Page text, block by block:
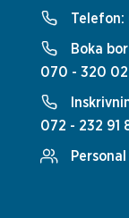
Telefon:
Boka
070 - 320
072 - 232 91
Personal